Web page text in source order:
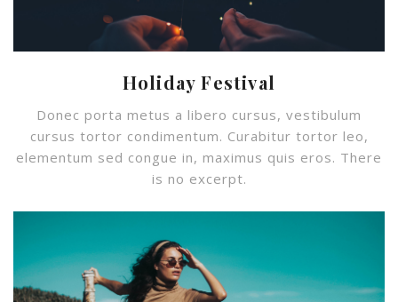
Holiday Festival
Donec porta metus a libero cursus, vestibulum
cursus tortor condimentum. Curabitur tortor leo,
elementum sed congue in, maximus quis eros. There
is no excerpt.